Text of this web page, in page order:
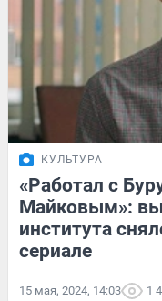
КУЛЬТУРА
«Работал с
Майковым»:
института
сериале
15 мая, 2024, 14:03 1